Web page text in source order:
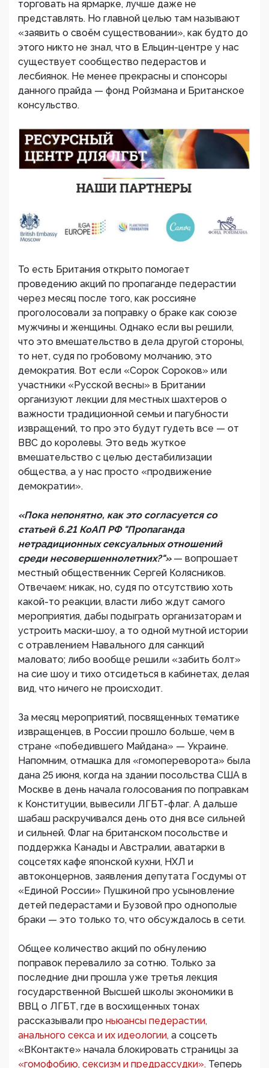
торговать на ярмарке, лучше даже не
представлять. Но главной целью там называют
«заявить о своём существовании», как будто до
этого никто не знал, что в Ельцин-центре у нас
существует сообщество педерастов и
лесбиянок. Не менее прекрасны и спонсоры
данного прайда — фонд Ройзмана и Британское
консульство.
То есть Британия открыто помогает
проведению акций по пропаганде педерастии
через месяц после того, как россияне
проголосовали за поправку о браке как союзе
мужчины и женщины. Однако если вы решили,
что это вмешательство в дела другой стороны,
то нет, судя по гробовому молчанию, это
демократия. Вот если «Сорок Сороков» или
участники «Русской весны» в Британии
организуют лекции для местных шахтеров о
важности традиционной семьи и пагубности
извращений, то про это будут гудеть все — от
ВВС до королевы. Это ведь жуткое
вмешательство с целью дестабилизации
общества, а у нас просто «продвижение
демократии».
«Пока непонятно, как это согласуется со
статьей 6.21 КоАП РФ "Пропаганда
нетрадиционных сексуальных отношений
среди несовершеннолетних?"» — вопрошает
местный общественник Сергей Колясников.
Отвечаем: никак, но, судя по отсутствию хоть
какой-то реакции, власти либо ждут самого
мероприятия, дабы подыграть организаторам и
устроить маски-шоу, а то одной мутной истории
с отравлением Навального для санкций
маловато; либо вообще решили «забить болт»
на сие шоу и тихо отсидеться в кабинетах, делая
вид, что ничего не происходит.
За месяц мероприятий, посвященных тематике
извращенцев, в России прошло больше, чем в
стране «победившего Майдана» — Украине.
Напомним, отмашка для «гомопереворота» была
дана 25 июня, когда на здании посольства США в
Москве в день начала голосования по поправкам
к Конституции, вывесили ЛГБТ-флаг. А дальше
шабаш раскручивался день ото дня все сильней
и сильней. Флаг на британском посольстве и
поддержка Канады и Австралии, аватарки в
соцсетях кафе японской кухни, НХЛ и
автоконцернов, заявления депутата Госдумы от
«Единой России» Пушкиной про усыновление
детей педерастами и Бузовой про однополые
браки — это только то, что обсуждалось в сети.
Общее количество акций по обнулению
поправок перевалило за сотню. Только за
последние дни прошла уже третья лекция
государственной Высшей школы экономики в
ВВЦ о ЛГБТ, где в восхищенных тонах
рассказывали про ньюансы педерастии,
анального секса и их идеологии, а соцсеть
«ВКонтакте» начала блокировать страницы за
«гомофобию, сексизм и предрассудки». Теперь